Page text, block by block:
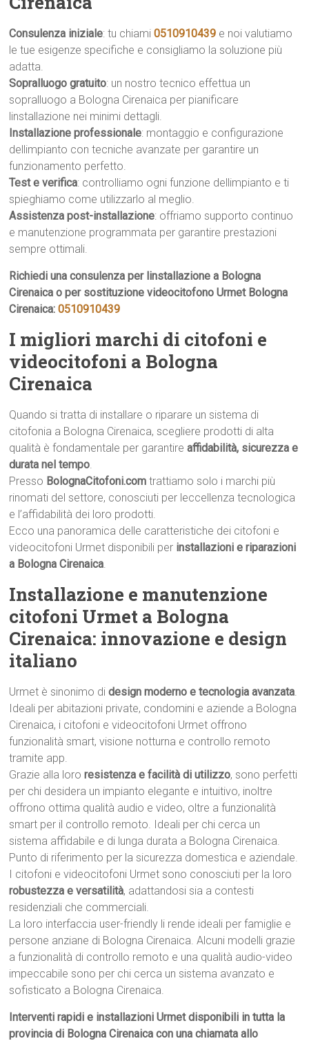
Consulenza iniziale: tu chiami0510910439 e noi valutiamo
le tue esigenze specifiche e consigliamo la soluzione più
adatta.
Sopralluogo gratuito: un nostro tecnico effettua un
sopralluogo a Bologna Cirenaica per pianificare
linstallazione nei minimi dettagli.
Installazione professionale: montaggio e configurazione
dellimpianto con tecniche avanzate per garantire un
funzionamento perfetto.
Test e verifica: controlliamo ogni funzione dellimpianto e ti
spieghiamo come utilizzarlo al meglio.
Assistenza post-installazione: offriamo supporto continuo
e manutenzione programmata per garantire prestazioni
sempre ottimali.
Richiedi una consulenza per linstallazione a Bologna
Cirenaica o per sostituzione videocitofono Urmet Bologna
Cirenaica: 0510910439
I migliori marchi di citofoni e
videocitofoni a Bologna
Cirenaica
Quando si tratta di installare o riparare un sistema di
citofonia a Bologna Cirenaica, scegliere prodotti di alta
qualità è fondamentale per garantireaffidabilità, sicurezza e
durata nel tempo.
Presso BolognaCitofoni.com trattiamo solo i marchi più
rinomati del settore, conosciuti per leccellenza tecnologica
e l’affidabilità dei loro prodotti.
Ecco una panoramica delle caratteristiche dei citofoni e
videocitofoni Urmet disponibili per installazioni e riparazioni
a Bologna Cirenaica.
Installazione e manutenzione
citofoni Urmet a Bologna
Cirenaica: innovazione e design
italiano
Urmet è sinonimo didesign moderno e tecnologia avanzata.
Ideali per abitazioni private, condomini e aziende a Bologna
Cirenaica, i citofoni e videocitofoni Urmet offrono
funzionalità smart, visione notturna e controllo remoto
tramite app.
Grazie alla lororesistenza e facilità di utilizzo, sono perfetti
per chi desidera un impianto elegante e intuitivo, inoltre
offrono ottima qualità audio e video, oltre a funzionalità
smart per il controllo remoto. Ideali per chi cerca un
sistema affidabile e di lunga durata a Bologna Cirenaica.
Punto di riferimento per la sicurezza domestica e aziendale.
I citofoni e videocitofoni Urmet sono conosciuti per la loro
robustezza e versatilità, adattandosi sia a contesti
residenziali che commerciali.
La loro interfaccia user-friendly li rende ideali per famiglie e
persone anziane di Bologna Cirenaica. Alcuni modelli grazie
a funzionalità di controllo remoto e una qualità audio-video
impeccabile sono per chi cerca un sistema avanzato e
sofisticato a Bologna Cirenaica.
Interventi rapidi e installazioni Urmet disponibili in tutta la
provincia di Bologna Cirenaica con una chiamata allo